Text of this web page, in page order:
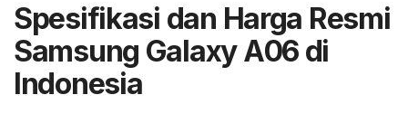
Spesifikasi dan Harga Resmi
Samsung Galaxy A06 di
Indonesia